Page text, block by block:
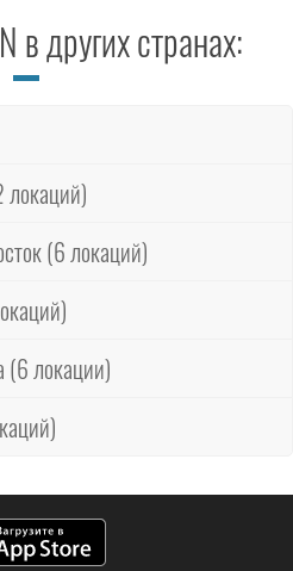
в других странах:
локаций)
(6 локаций)
(6 локации)